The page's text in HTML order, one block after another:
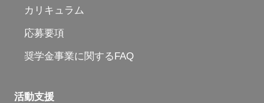
カリキュラム
応募要項
奨学金事業に関するFAQ
活動支援